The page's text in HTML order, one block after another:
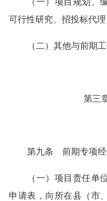
可行性研究、招投标代
（二）其他与前期
第三
第九条 前期专项经
（一） 项目责任单
申请表， 向所在县（市